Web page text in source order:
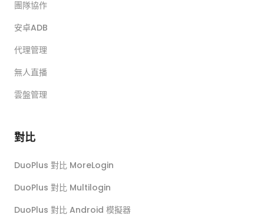
團隊協作
安卓ADB
代理管理
無人直播
雲盤管理
對比
DuoPlus 對比 MoreLogin
DuoPlus 對比 Multilogin
DuoPlus 對比 Android 模擬器